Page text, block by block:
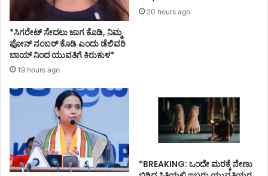
ತೆ
ಒ
ಕ್
ಕ
ರಿ
ಸಿ
ಮ
*ಸಿಗರೇಟ್ ಸೇದಲು ಜಾಗ ಕೊಡಿ, ನಿಮ್ಮ
ಫೋನ್ ನಂಬರ್ ಕೊಡಿ ಎಂದು ಡೆಲಿವರಿ
ಬಾಯ್ ನಿಂದ ಯುವತಿಗೆ ಕಿರುಕುಳ*
19 hours ago
20 hours ago
*BREAKING: ಒಂದೇ ಮರಕ್ಕೆ ನೇಣು